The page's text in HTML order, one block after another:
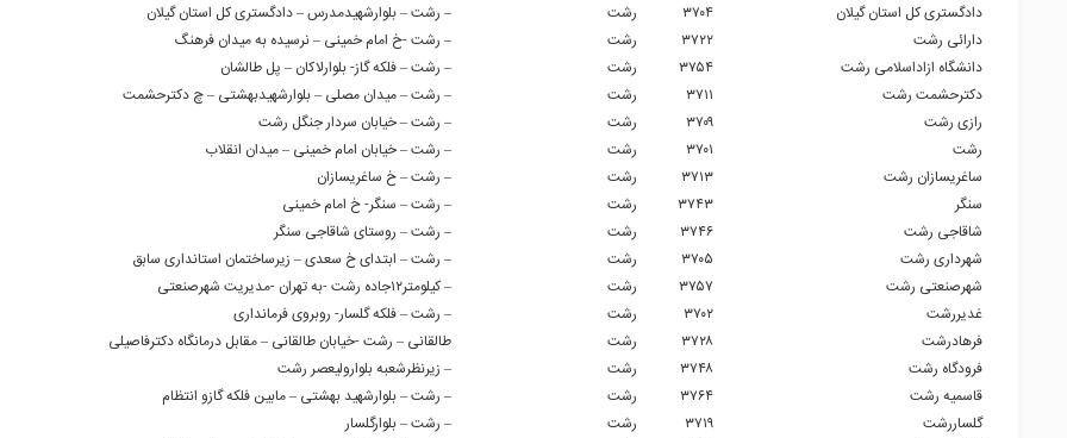
دادگستری کل استان گیلان
۳۷۰۴ رشت
– رشت – بلوارشهیدمدرس – دادگستری کل استان گیلان
دارائی رشت
۳۷۲۲ رشت
– رشت -خ امام خمینی – نرسیده به میدان فرهنگ
دانشگاه ازاداسلامی رشت
۳۷۵۴ رشت
– رشت – فلکه گاز- بلوارلاکان – پل طالشان
دکترحشمت رشت
۳۷۱۱ رشت
– رشت – میدان مصلی – بلوارشهیدبهشتی – چ دکترحشمت
رازی رشت
۳۷۰۹ رشت
– رشت – خیابان سردار جنگل رشت
رشت
۳۷۰۱ رشت
– رشت – خیابان امام خمینی – میدان انقلاب
ساغریسازان رشت
۳۷۱۳ رشت
– رشت – خ ساغریسازان
سنگر
۳۷۴۳ رشت
– رشت – سنگر- خ امام خمینی
شاقاجی رشت
۳۷۴۶ رشت
– رشت – روستای شاقاجی سنگر
شهرداری رشت
۳۷۰۵ رشت
– رشت – ابتدای خ سعدی – زیرساختمان استانداری سابق
شهرصنعتی رشت
۳۷۵۷ رشت
– کیلومتر۱۲جاده رشت -به تهران -مدیریت شهرصنعتی
غدیررشت
۳۷۰۲ رشت
– رشت – فلکه گلسار- روبروی فرمانداری
فرهادرشت
۳۷۲۸ رشت
طالقانی – رشت -خیابان طالقانی – مقابل درمانگاه دکترفاصیلی
فرودگاه رشت
۳۷۴۸ رشت
– زیرنظرشعبه بلوارولیعصر رشت
قاسمیه رشت
۳۷۶۴ رشت
– رشت – بلوارشهید بهشتی – مابین فلکه گازو انتظام
گلساررشت
۳۷۱۹ رشت
– رشت – بلوارگلسار